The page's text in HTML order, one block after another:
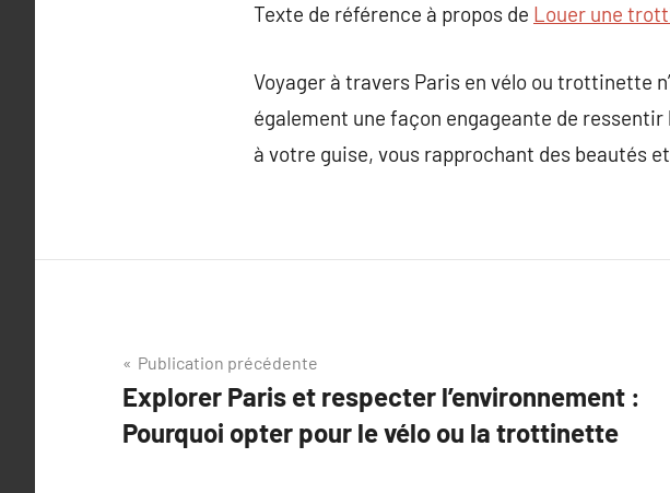
Texte de référence à propos de Louer une
Voyager à travers Paris en vélo ou trottinette
également une façon engageante de
à votre guise, vous rapprochant des beautés
Navigation
de
l’article
Publication précédente
Explorer Paris et respecter l’environnement :
Pourquoi opter pour le vélo ou la trottinette